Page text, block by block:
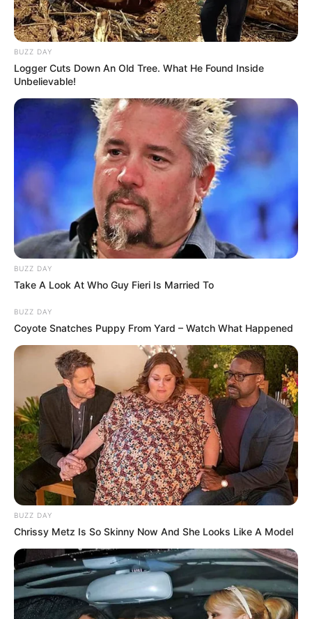
BUZZ DAY
Logger Cuts Down An Old Tree. What He Found Inside
Unbelievable!
BUZZ DAY
Take A Look At Who Guy Fieri Is Married To
BUZZ DAY
Coyote Snatches Puppy From Yard – Watch What Happened
BUZZ DAY
Chrissy Metz Is So Skinny Now And She Looks Like A Model